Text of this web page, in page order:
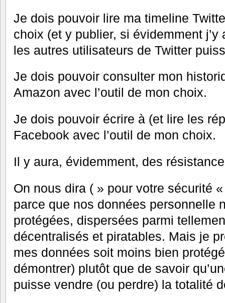
Je dois pouvoir lire ma timeline
choix (et y publier, si évidemment
les autres utilisateurs de Twitter
Je dois pouvoir consulter mon
Amazon avec l’outil de mon choix.
Je dois pouvoir écrire à (et lire les
Facebook avec l’outil de mon choix.
Il y aura, évidemment, des
On nous dira ( » pour votre sécurité
parce que nos données personnelle
protégées, dispersées parmi
décentralisés et piratables. Mais je
mes données soit moins bien
démontrer) plutôt que de savoir
puisse vendre (ou perdre) la totalité